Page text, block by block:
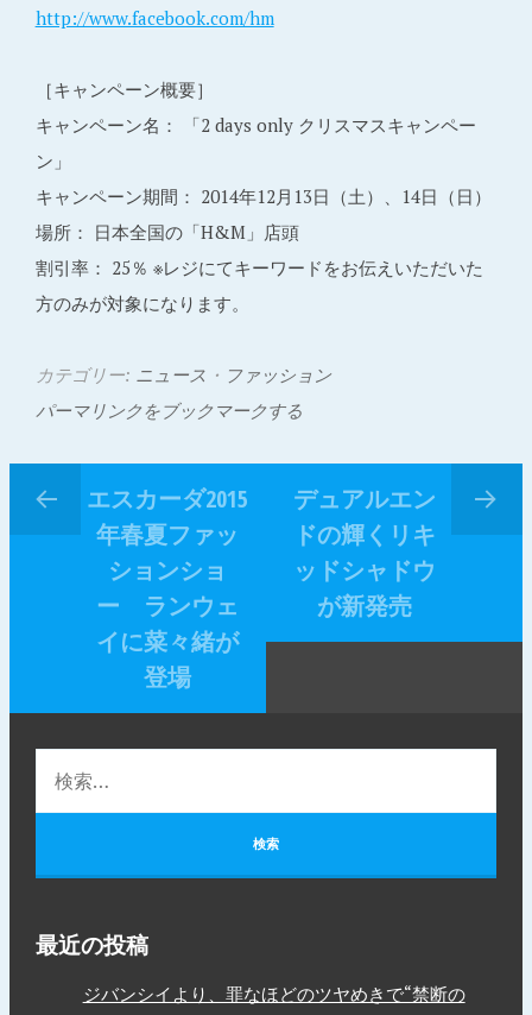
http://www.facebook.com/hm
［キャンペーン概要］
キャンペーン名： 「2 days only クリスマスキャンペー
ン」
キャンペーン期間： 2014年12月13日（土）、14日（日）
場所： 日本全国の「H&M」店頭
割引率： 25％ ※レジにてキーワードをお伝えいただいた
方のみが対象になります。
カテゴリー: ニュース ・ ファッション
パーマリンクをブックマークする
エスカーダ2015
年春夏ファッ
ションショ
ー ランウェ
イに菜々緒が
登場
デュアルエン
ドの輝くリキ
ッドシャドウ
が新発売
最近の投稿
ジバンシイより、罪なほどのツヤめきで“禁断の